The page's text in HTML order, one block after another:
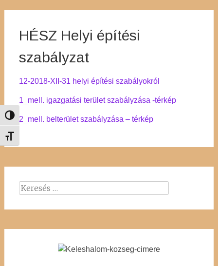
Nagy kontraszt váltása
Betűméret váltása
HÉSZ Helyi építési
szabályzat
12-2018-XII-31 helyi építési szabályokról
1_mell. igazgatási terület szabályzása -térkép
2_mell. belterület szabályzása – térkép
Keresés: